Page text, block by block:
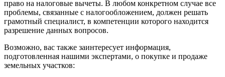
право на налоговые вычеты. В любом конкретном случае все
проблемы, связанные с налогообложением, должен решать
грамотный специалист, в компетенции которого находится
разрешение данных вопросов.
Возможно, вас также заинтересует информация,
подготовленная нашими экспертами, о покупке и продаже
земельных участков: